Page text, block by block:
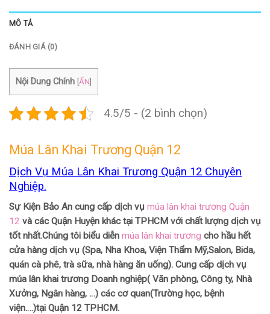
MÔ TẢ
ĐÁNH GIÁ (0)
Nội Dung Chính ẨN
4.5/5 - (2 bình chọn)
Múa Lân Khai Trương Quận 12
Dịch Vụ Múa Lân Khai Trương Quận 12 Chuyên
Nghiệp.
Sự Kiện Bảo An cung cấp dịch vụ múa lân khai trương Quận
12 và các Quận Huyện khác tại TPHCM với chất lượng dịch vụ
tốt nhất.Chúng tôi biểu diễn múa lân khai trương cho hầu hết
cửa hàng dịch vụ (Spa, Nha Khoa, Viện Thẩm Mỹ,Salon, Bida,
quán cà phê, trà sữa, nhà hàng ăn uống). Cung cấp dịch vụ
múa lân khai trương Doanh nghiệp( Văn phòng, Công ty, Nhà
Xưởng, Ngân hàng, …) các cơ quan(Trường học, bệnh
viện….)tại Quận 12 TPHCM.